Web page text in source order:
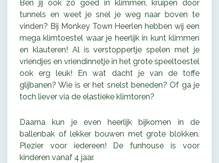
Ben jij ook zo goed in klimmen, kruipen door
tunnels en weet je snel je weg naar boven te
vinden? Bij Monkey Town Heerlen hebben wij een
mega klimtoestel waar je heerlijk in kunt klimmen
en klauteren! Al is verstoppertje spelen met je
vriendjes en vriendinnetje in het grote speeltoestel
ook erg leuk! En wat dacht je van de toffe
glijbanen? Wie is er het snelst beneden? Of ga je
toch liever via de elastieke klimtoren?
Daarna kun je even heerlijk bijkomen in de
ballenbak of lekker bouwen met grote blokken.
Plezier voor iedereen! De funhouse is voor
kinderen vanaf 4 jaar.